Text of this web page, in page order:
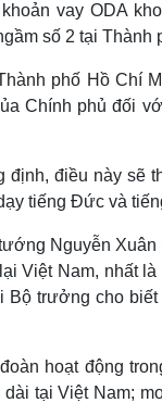
vay ODA
số 2 tại Thành
phố Hồ Chí
Chính phủ đối
điều này sẽ
tiếng Đức và
Nguyễn Xuân
Việt Nam, nhất
trưởng cho
hoạt động
tại Việt Nam;